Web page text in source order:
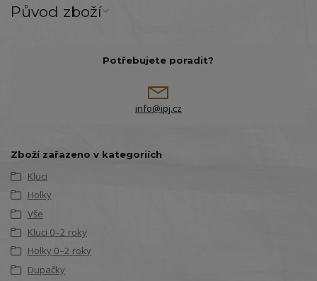
Původ zboží
Potřebujete poradit?
info@ipj.cz
Zboží zařazeno v kategoriích
Kluci
Holky
Vše
Kluci 0–2 roky
Holky 0–2 roky
Dupačky